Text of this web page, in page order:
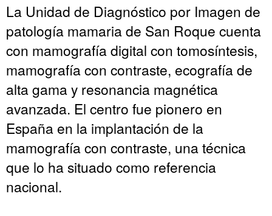
La Unidad de Diagnóstico por Imagen de
patología mamaria de San Roque cuenta
con mamografía digital con tomosíntesis,
mamografía con contraste, ecografía de
alta gama y resonancia magnética
avanzada. El centro fue pionero en
España en la implantación de la
mamografía con contraste, una técnica
que lo ha situado como referencia
nacional.